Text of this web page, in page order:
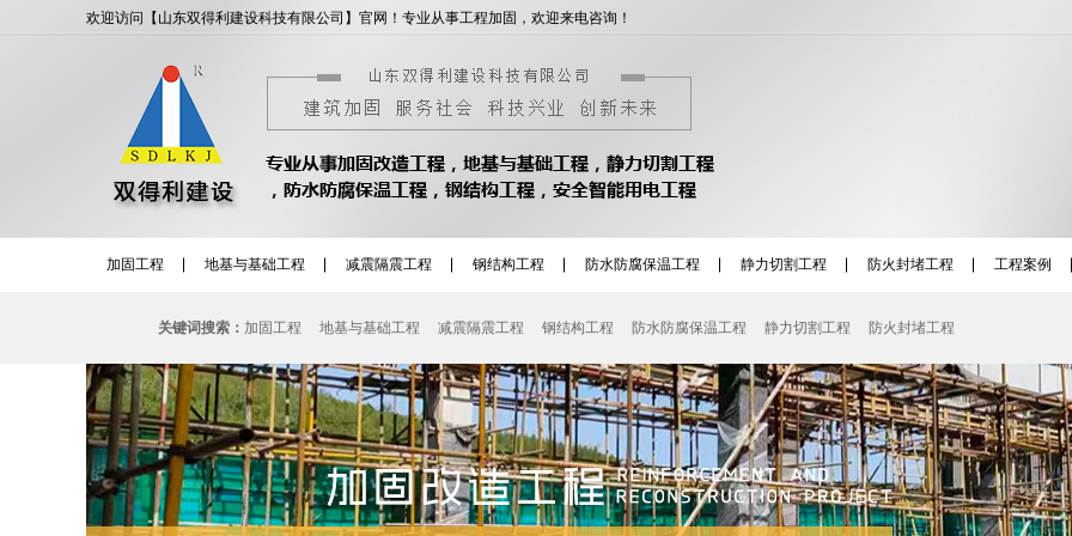
欢迎访问【山东双得利建设科技有限公司】官网！专业从事工程加固，欢迎来电咨询！
加固工程 地基与基础工程 减震隔震工程 钢结构工程 防水防腐保温工程 静力切割工程 防火封堵工程 工程案例
关键词搜索： 加固工程 地基与基础工程 减震隔震工程 钢结构工程 防水防腐保温工程 静力切割工程 防火封堵工程